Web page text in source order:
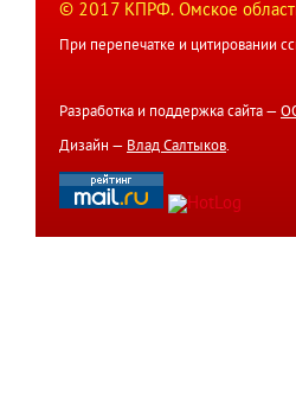
© 2017 КПРФ. Омское
При перепечатке и цитировании
Разработка и поддержка сайта —
Дизайн — Влад Салтыков.